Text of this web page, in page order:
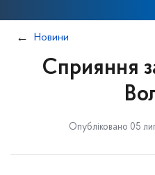
Новини
Сприяння
Опубліковано 05